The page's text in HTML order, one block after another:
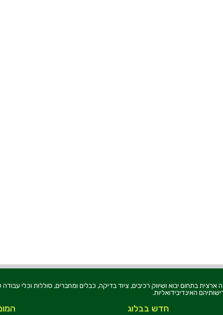
בע"מ, הוקמה בשנת 1979, הינה מובילה ארצית בתחום יבוא ושיווק רכיבים, ציוד בדיקה, כבלים ומחברים,
האינדיבידואליות.
חדש בבלוג